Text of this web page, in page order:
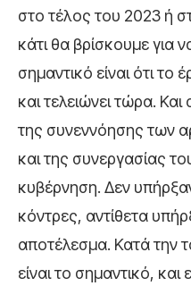
στο τέλος του 2023 ή
κάτι θα βρίσκουμε για
σημαντικό είναι ότι το
και τελειώνει τώρα.
της συνεννόησης των
και της συνεργασίας
κυβέρνηση. Δεν
κόντρες, αντίθετα
αποτέλεσμα. Κατά την
είναι το σημαντικό,